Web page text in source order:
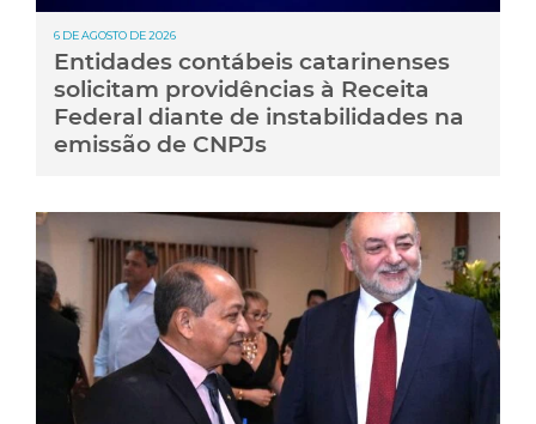
6 DE AGOSTO DE 2026
Entidades contábeis catarinenses
solicitam providências à Receita
Federal diante de instabilidades na
emissão de CNPJs